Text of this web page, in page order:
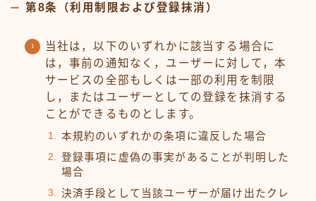
第8条（利用制限および登録抹消）
当社は，以下のいずれかに該当する場合に
は，事前の通知なく，ユーザーに対して，本
サービスの全部もしくは一部の利用を制限
し，またはユーザーとしての登録を抹消する
ことができるものとします。
本規約のいずれかの条項に違反した場合
登録事項に虚偽の事実があることが判明した
場合
決済手段として当該ユーザーが届け出たクレ